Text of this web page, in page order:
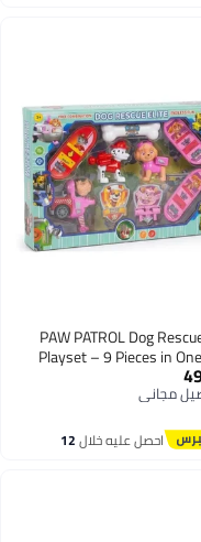
PAW PATROL Dog
Playset – 9 Pieces in
Rescue Team Figures,
& Accessories for Kids
مجاني
مجاني
احصل عليه خلال12